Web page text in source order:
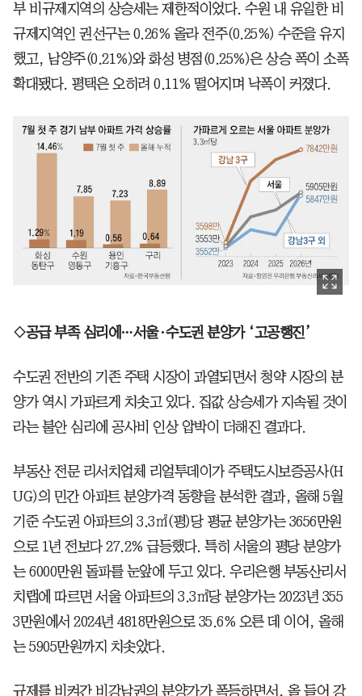
부 비규제지역의 상승세는 제한적이었다. 수원 내 유일한 비
규제지역인 권선구는 0.26% 올라 전주(0.25%) 수준을 유지
했고, 남양주(0.21%)와 화성 병점(0.25%)은 상승 폭이 소폭
확대됐다. 평택은 오히려 0.11% 떨어지며 낙폭이 커졌다.
◇공급 부족 심리에…서울·수도권 분양가 ‘고공행진’
수도권 전반의 기존 주택 시장이 과열되면서 청약 시장의 분
양가 역시 가파르게 치솟고 있다. 집값 상승세가 지속될 것이
라는 불안 심리에 공사비 인상 압박이 더해진 결과다.
부동산 전문 리서치업체 리얼투데이가 주택도시보증공사(H
UG)의 민간 아파트 분양가격 동향을 분석한 결과, 올해 5월
기준 수도권 아파트의 3.3㎡(평)당 평균 분양가는 3656만원
으로 1년 전보다 27.2% 급등했다. 특히 서울의 평당 분양가
는 6000만원 돌파를 눈앞에 두고 있다. 우리은행 부동산리서
치랩에 따르면 서울 아파트의 3.3㎡당 분양가는 2023년 355
3만원에서 2024년 4818만원으로 35.6% 오른 데 이어, 올해
는 5905만원까지 치솟았다.
규제를 비켜간 비강남권의 분양가가 폭등하면서, 올 들어 강